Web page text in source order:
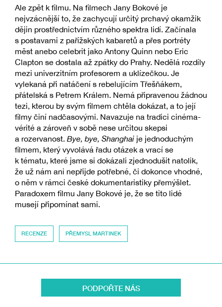
Ale zpět k filmu. Na filmech Jany Bokové je
nejvzácnější to, že zachycují určitý prchavý okamžik
dějin prostřednictvím různého spektra lidí. Začínala
s postavami z pařížských kabaretů a přes portréty
měst anebo celebrit jako Antony Quinn nebo Eric
Clapton se dostala až zpátky do Prahy. Nedělá rozdíly
mezi univerzitním profesorem a uklízečkou. Je
vylekaná při natáčení s rebelujícím Třešňákem,
přátelská s Petrem Králem. Nemá připravenou žádnou
tezi, kterou by svým filmem chtěla dokázat, a to její
filmy činí nadčasovými. Navazuje na tradici cinéma-
vérité a zároveň v sobě nese určitou skepsi
a rozervanost. Bye, bye, Shanghai je jednoduchým
filmem, který vyvolává řadu otázek a vrací se
k tématu, které jsme si dokázali zjednodušit natolik,
že už nám ani nepřijde potřebné, či dokonce vhodné,
o něm v rámci české dokumentaristiky přemýšlet.
Paradoxem filmu Jany Bokové je, že se tito lidé
musejí připomínat sami.
RECENZE PŘEMYSL MARTINEK
PODPOŘTE NÁS